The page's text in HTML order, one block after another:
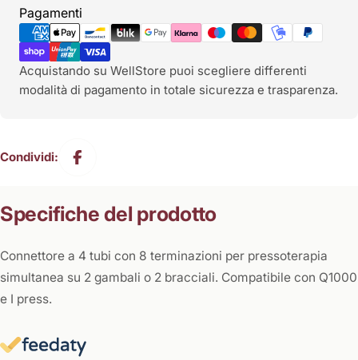
Pagamenti
Metodi
di
pagamento
Acquistando su WellStore puoi scegliere differenti
modalità di pagamento in totale sicurezza e trasparenza.
Condividi:
Specifiche del prodotto
Connettore a 4 tubi con 8 terminazioni per pressoterapia
simultanea su 2 gambali o 2 bracciali. Compatibile con Q1000
e I press.